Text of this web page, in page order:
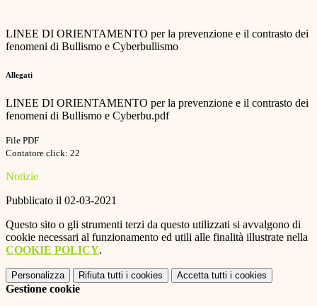
LINEE DI ORIENTAMENTO per la prevenzione e il contrasto dei
fenomeni di Bullismo e Cyberbullismo
Allegati
LINEE DI ORIENTAMENTO per la prevenzione e il contrasto dei
fenomeni di Bullismo e Cyberbu.pdf
File PDF
Contatore click: 22
Notizie
Pubblicato il 02-03-2021
Questo sito o gli strumenti terzi da questo utilizzati si avvalgono di
cookie necessari al funzionamento ed utili alle finalità illustrate nella
COOKIE POLICY.
Personalizza Rifiuta tutti i cookies Accetta tutti i cookies
Gestione cookie